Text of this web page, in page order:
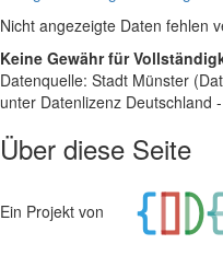
Nicht angezeigte Daten fehlen
Keine Gewähr für
Datenquelle: Stadt Münster
unter Datenlizenz Deutschland
Über diese Seite
Ein Projekt von